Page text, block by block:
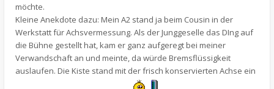
möchte.
Kleine Anekdote dazu: Mein A2 stand ja beim Cousin in der
Werkstatt für Achsvermessung. Als der Junggeselle das DIng auf
die Bühne gestellt hat, kam er ganz aufgeregt bei meiner
Verwandschaft an und meinte, da würde Bremsflüssigkeit
auslaufen. Die Kiste stand mit der frisch konservierten Achse ein